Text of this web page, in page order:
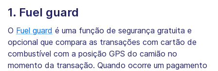
1. Fuel guard
O Fuel guard é uma função de segurança gratuita e
opcional que compara as transações com cartão de
combustível com a posição GPS do camião no
momento da transação. Quando ocorre um pagamento